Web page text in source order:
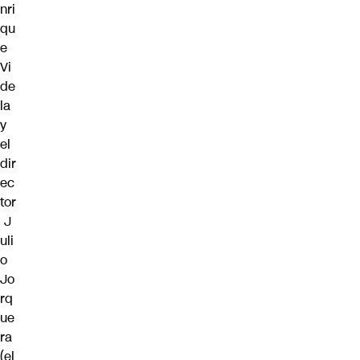
nri
qu
e
Vi
de
la
y
el
dir
ec
tor
J
uli
o
Jo
rq
ue
ra
(el